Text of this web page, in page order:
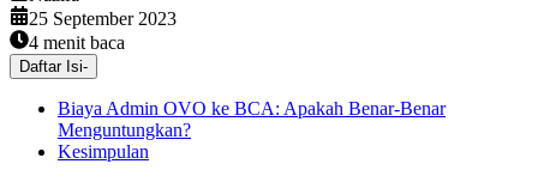
25 September 2023
4 menit baca
Daftar Isi-
Biaya Admin OVO ke BCA: Apakah Benar-Benar
Menguntungkan?
Kesimpulan